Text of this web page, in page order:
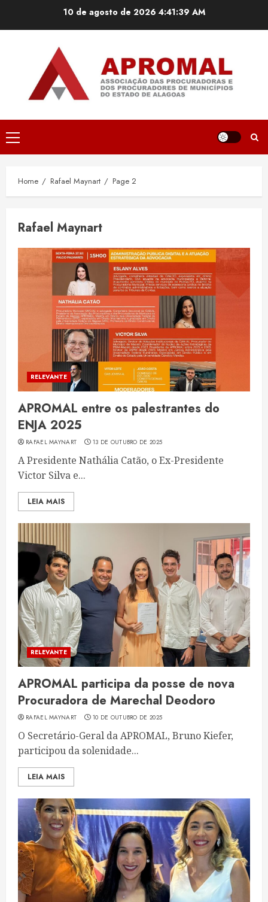
10 de agosto de 2026 4:41:40 AM
Primary
Menu
Home Rafael Maynart Page 2
Rafael Maynart
RELEVANTE
APROMAL entre os palestrantes do
ENJA 2025
RAFAEL MAYNART 13 DE OUTUBRO DE 2025
A Presidente Nathália Catão, o Ex-Presidente
Victor Silva e...
LEIA MAIS
RELEVANTE
APROMAL participa da posse de nova
Procuradora de Marechal Deodoro
RAFAEL MAYNART 10 DE OUTUBRO DE 2025
O Secretário-Geral da APROMAL, Bruno Kiefer,
participou da solenidade...
LEIA MAIS